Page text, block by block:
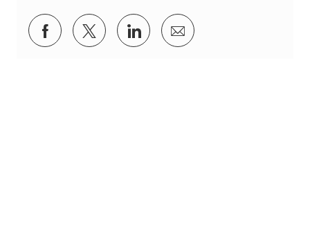
Partager via Facebook
Partager via twitter
Partager via LinkedIn
Partager par e-mail